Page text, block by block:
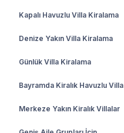
Kapalı Havuzlu Villa Kiralama
Denize Yakın Villa Kiralama
Günlük Villa Kiralama
Bayramda Kiralık Havuzlu Villa
Merkeze Yakın Kiralık Villalar